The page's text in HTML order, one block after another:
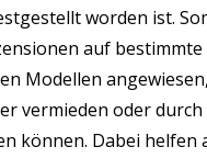
worden ist.
auf
Modellen
vermieden oder durch
können. Dabei helfen